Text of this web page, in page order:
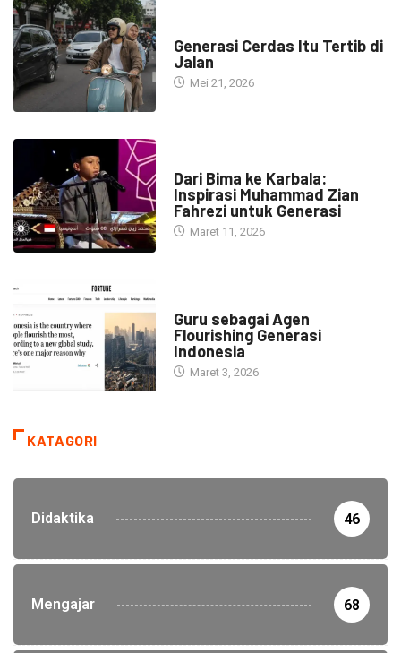
Generasi Cerdas Itu Tertib di
Jalan
Mei 21, 2026
Dari Bima ke Karbala:
Inspirasi Muhammad Zian
Fahrezi untuk Generasi
Maret 11, 2026
Guru sebagai Agen
Flourishing Generasi
Indonesia
Maret 3, 2026
KATAGORI
Didaktika 46
Mengajar 68